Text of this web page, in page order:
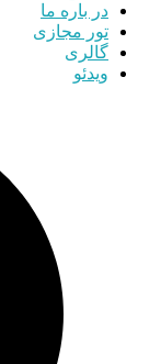
در باره ما
تور مجازی
گالری
ویدئو